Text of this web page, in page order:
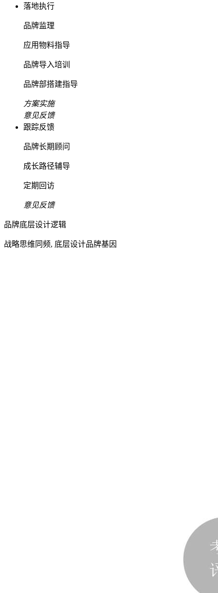
落地执行
品牌监理
应用物料指导
品牌导入培训
品牌部搭建指导
方案实施
意见反馈
跟踪反馈
品牌长期顾问
成长路径辅导
定期回访
意见反馈
品牌底层设计逻辑
战略思维同频, 底层设计品牌基因